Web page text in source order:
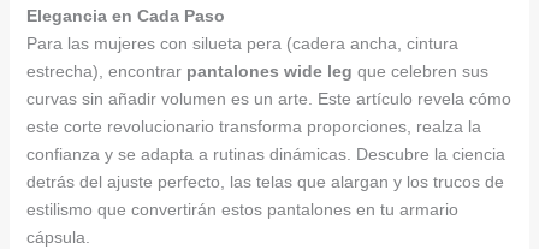
Elegancia en Cada Paso
Para las mujeres con silueta pera (cadera ancha, cintura
estrecha), encontrar pantalones wide leg que celebren sus
curvas sin añadir volumen es un arte. Este artículo revela cómo
este corte revolucionario transforma proporciones, realza la
confianza y se adapta a rutinas dinámicas. Descubre la ciencia
detrás del ajuste perfecto, las telas que alargan y los trucos de
estilismo que convertirán estos pantalones en tu armario
cápsula.